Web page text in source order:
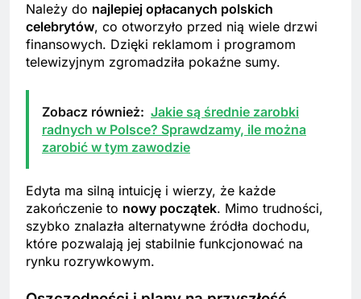
Należy do najlepiej opłacanych polskich
celebrytów, co otworzyło przed nią wiele drzwi
finansowych. Dzięki reklamom i programom
telewizyjnym zgromadziła pokaźne sumy.
Zobacz również: Jakie są średnie zarobki
radnych w Polsce? Sprawdzamy, ile można
zarobić w tym zawodzie
Edyta ma silną intuicję i wierzy, że każde
zakończenie to nowy początek. Mimo trudności,
szybko znalazła alternatywne źródła dochodu,
które pozwalają jej stabilnie funkcjonować na
rynku rozrywkowym.